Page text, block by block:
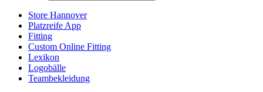
Store Hannover
Platzreife App
Fitting
Custom Online Fitting
Lexikon
Logobälle
Teambekleidung